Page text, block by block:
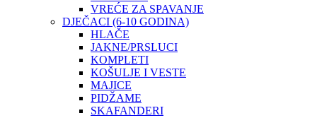
VREĆE ZA SPAVANJE
DJEČACI (6-10 GODINA)
HLAČE
JAKNE/PRSLUCI
KOMPLETI
KOŠULJE I VESTE
MAJICE
PIDŽAME
SKAFANDERI